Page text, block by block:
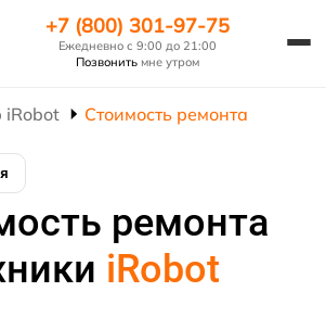
+7 (800) 301-97-75
Ежедневно с 9:00 до 21:00
Позвонить мне утром
iRobot Стоимость ремонта
ремонта
iRobot